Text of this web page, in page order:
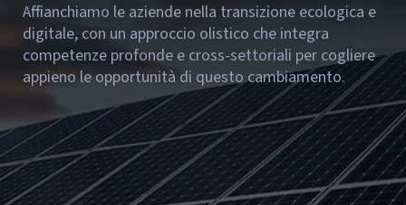
Affianchiamo le aziende nella transizione ecologica e
digitale, con un approccio olistico che integra
competenze profonde e cross-settoriali per cogliere
appieno le opportunità di questo cambiamento.